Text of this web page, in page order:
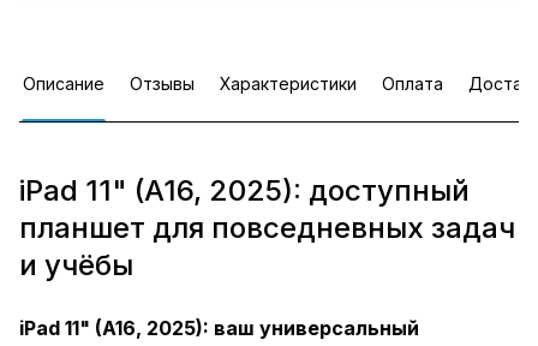
Описание Отзывы Характеристики Оплата
iPad 11" (A16, 2025): доступный
планшет для повседневных задач
и учёбы
iPad 11" (A16, 2025): ваш универсальный